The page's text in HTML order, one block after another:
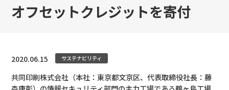
オフセットクレジットを寄付
2020.06.15 サステナビリティ
共同印刷株式会社（本社：東京都文京区、代表取締役社長：藤